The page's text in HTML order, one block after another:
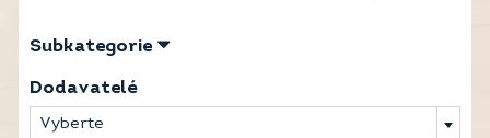
Subkategorie
Dodavatelé
Vyberte